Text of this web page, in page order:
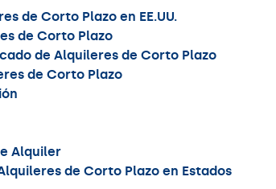
de Corto Plazo en EE.UU.
de Corto Plazo
de Alquileres de Corto Plazo
de Corto Plazo
Alquiler
de Corto Plazo en Estados